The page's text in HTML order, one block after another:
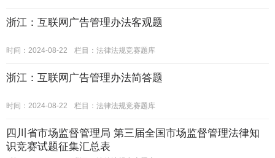
浙江：互联网广告管理办法客观题
时间：2024-08-22 栏目： 法律法规竞赛题库
浙江：互联网广告管理办法简答题
时间：2024-08-22 栏目： 法律法规竞赛题库
四川省市场监督管理局 第三届全国市场监督管理法律知
识竞赛试题征集汇总表